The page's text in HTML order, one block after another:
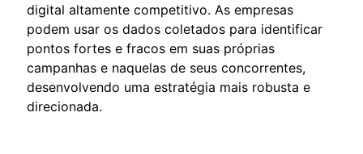
digital altamente competitivo. As empresas
podem usar os dados coletados para identificar
pontos fortes e fracos em suas próprias
campanhas e naquelas de seus concorrentes,
desenvolvendo uma estratégia mais robusta e
direcionada.